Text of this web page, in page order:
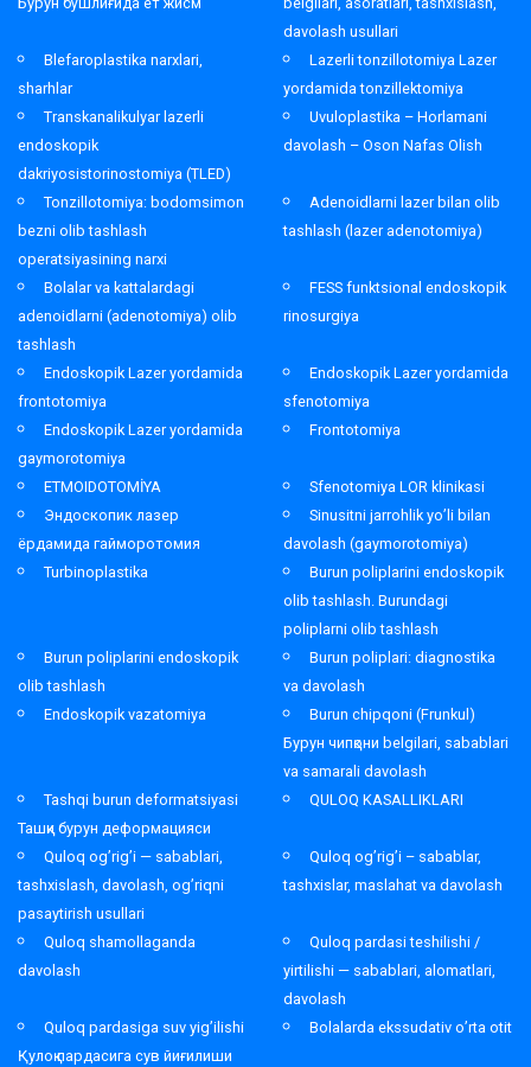
davolash usullari
Blefaroplastika narxlari,
sharhlar
Lazerli tonzillotomiya Lazer
yordamida tonzillektomiya
Transkanalikulyar lazerli
endoskopik
dakriyosistorinostomiya (TLED)
Uvuloplastika – Horlamani
davolash – Oson Nafas Olish
Tonzillotomiya: bodomsimon
bezni olib tashlash
operatsiyasining narxi
Adenoidlarni lazer bilan olib
tashlash (lazer adenotomiya)
Bolalar va kattalardagi
adenoidlarni (adenotomiya) olib
tashlash
FESS funktsional endoskopik
rinosurgiya
Endoskopik Lazer yordamida
frontotomiya
Endoskopik Lazer yordamida
sfenotomiya
Endoskopik Lazer yordamida
gaymorotomiya
Frontotomiya
ETMOIDOTOMİYA
Sfenotomiya LOR klinikasi
Эндоскопик лазер
ёрдамида гайморотомия
Sinusitni jarrohlik yo’li bilan
davolash (gaymorotomiya)
Turbinoplastika
Burun poliplarini endoskopik
olib tashlash. Burundagi
poliplarni olib tashlash
Burun poliplarini endoskopik
olib tashlash
Burun poliplari: diagnostika
va davolash
Endoskopik vazatomiya
Burun chipqoni (Frunkul)
Бурун чипқони belgilari, sabablari
va samarali davolash
Tashqi burun deformatsiyasi
Ташқи бурун деформацияси
QULOQ KASALLIKLARI
Quloq og’rig’i — sabablari,
tashxislash, davolash, og’riqni
pasaytirish usullari
Quloq og’rig’i – sabablar,
tashxislar, maslahat va davolash
Quloq shamollaganda
davolash
Quloq pardasi teshilishi /
yirtilishi — sabablari, alomatlari,
davolash
Quloq pardasiga suv yig’ilishi
Қулоқ пардасига сув йиғилиши
Bolalarda ekssudativ o’rta otit